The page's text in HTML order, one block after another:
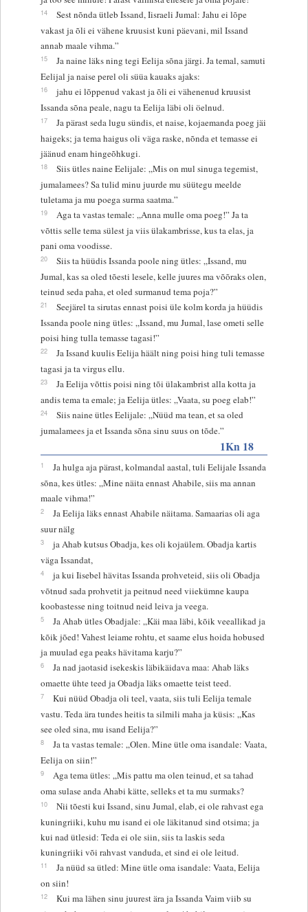
14
Sest nõnda ütleb Issand, Iisraeli Jumal: Jahu ei lõpe
vakast ja õli ei vähene kruusist kuni päevani, mil Issand
annab maale vihma.”
15
Ja naine läks ning tegi Eelija sõna järgi. Ja temal, samuti
Eelijal ja naise perel oli süüa kauaks ajaks:
16
jahu ei lõppenud vakast ja õli ei vähenenud kruusist
Issanda sõna peale, nagu ta Eelija läbi oli öelnud.
17
Ja pärast seda lugu sündis, et naise, kojaemanda poeg jäi
haigeks; ja tema haigus oli väga raske, nõnda et temasse ei
jäänud enam hingeõhkugi.
18
Siis ütles naine Eelijale: „Mis on mul sinuga tegemist,
jumalamees? Sa tulid minu juurde mu süütegu meelde
tuletama ja mu poega surma saatma.”
19
Aga ta vastas temale: „Anna mulle oma poeg!” Ja ta
võttis selle tema sülest ja viis ülakambrisse, kus ta elas, ja
pani oma voodisse.
20
Siis ta hüüdis Issanda poole ning ütles: „Issand, mu
Jumal, kas sa oled tõesti lesele, kelle juures ma võõraks olen,
teinud seda paha, et oled surmanud tema poja?”
21
Seejärel ta sirutas ennast poisi üle kolm korda ja hüüdis
Issanda poole ning ütles: „Issand, mu Jumal, lase ometi selle
poisi hing tulla temasse tagasi!”
22
Ja Issand kuulis Eelija häält ning poisi hing tuli temasse
tagasi ja ta virgus ellu.
23
Ja Eelija võttis poisi ning tõi ülakambrist alla kotta ja
andis tema ta emale; ja Eelija ütles: „Vaata, su poeg elab!”
24
Siis naine ütles Eelijale: „Nüüd ma tean, et sa oled
jumalamees ja et Issanda sõna sinu suus on tõde.”
1Kn 18
1
Ja hulga aja pärast, kolmandal aastal, tuli Eelijale Issanda
sõna, kes ütles: „Mine näita ennast Ahabile, siis ma annan
maale vihma!”
2
Ja Eelija läks ennast Ahabile näitama. Samaarias oli aga
suur nälg
3
ja Ahab kutsus Obadja, kes oli kojaülem. Obadja kartis
väga Issandat,
4
ja kui Iisebel hävitas Issanda prohveteid, siis oli Obadja
võtnud sada prohvetit ja peitnud need viiekümne kaupa
koobastesse ning toitnud neid leiva ja veega.
5
Ja Ahab ütles Obadjale: „Käi maa läbi, kõik veeallikad ja
kõik jõed! Vahest leiame rohtu, et saame elus hoida hobused
ja muulad ega peaks hävitama karju?”
6
Ja nad jaotasid isekeskis läbikäidava maa: Ahab läks
omaette ühte teed ja Obadja läks omaette teist teed.
7
Kui nüüd Obadja oli teel, vaata, siis tuli Eelija temale
vastu. Teda ära tundes heitis ta silmili maha ja küsis: „Kas
see oled sina, mu isand Eelija?”
8
Ja ta vastas temale: „Olen. Mine ütle oma isandale: Vaata,
Eelija on siin!”
9
Aga tema ütles: „Mis pattu ma olen teinud, et sa tahad
oma sulase anda Ahabi kätte, selleks et ta mu surmaks?
10
Nii tõesti kui Issand, sinu Jumal, elab, ei ole rahvast ega
kuningriiki, kuhu mu isand ei ole läkitanud sind otsima; ja
kui nad ütlesid: Teda ei ole siin, siis ta laskis seda
kuningriiki või rahvast vanduda, et sind ei ole leitud.
11
Ja nüüd sa ütled: Mine ütle oma isandale: Vaata, Eelija
on siin!
12
Kui ma lähen sinu juurest ära ja Issanda Vaim viib su